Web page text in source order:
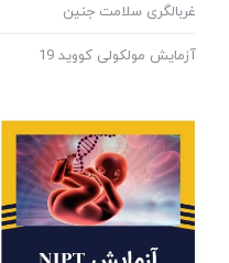
غربالگری سلامت جنین
آزمایش مولکولی کووید 19